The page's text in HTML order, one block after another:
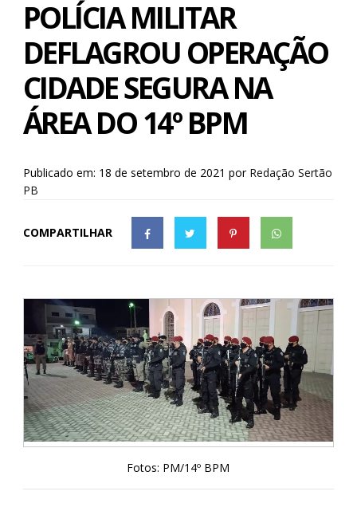
POLÍCIA MILITAR
DEFLAGROU OPERAÇÃO
CIDADE SEGURA NA
ÁREA DO 14º BPM
Publicado em: 18 de setembro de 2021 por Redação Sertão
PB
COMPARTILHAR
Fotos: PM/14º BPM